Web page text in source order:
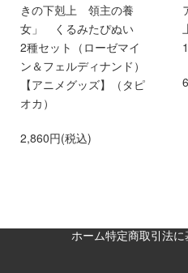
きの下剋上 領主の養
女」 くるみたぴぬい
2種セット（ローゼマイ
ン＆フェルディナンド）
【アニメグッズ】（タピ
オカ）
2,860円(税込)
ホーム特定商取引法